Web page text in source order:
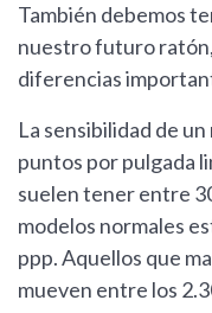
También debemos
nuestro futuro
diferencias
La sensibilidad de
puntos por pulgada
suelen tener entre
modelos normales
ppp. Aquellos que
mueven entre los